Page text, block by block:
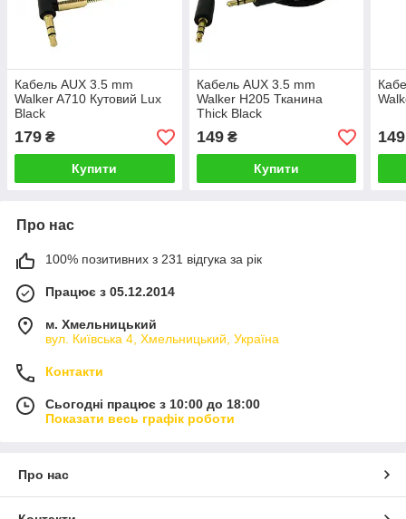
Кабель AUX 3.5 mm
Walker A710 Кутовий Lux
Black
179 ₴
Купити
Кабель AUX 3.5 mm
Walker H205 Тканина
Thick Black
149₴
Купити
149
Про нас
100% позитивних з 231 відгука за рік
Працює з 05.12.2014
м. Хмельницький
вул. Київська 4, Хмельницький, Україна
Контакти
Сьогодні працює з 10:00 до 18:00
Показати весь графік роботи
Про нас